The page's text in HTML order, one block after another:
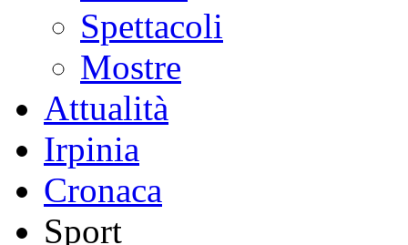
Spettacoli
Mostre
Attualità
Irpinia
Cronaca
Sport